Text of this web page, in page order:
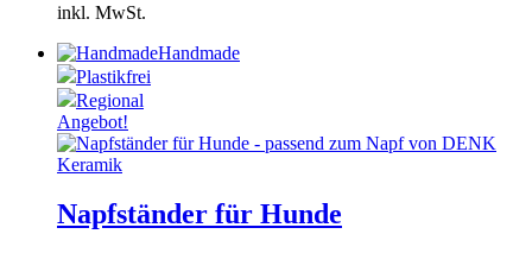
inkl. MwSt.
Handmade
Plastikfrei
Regional
Angebot!
Napfständer für Hunde